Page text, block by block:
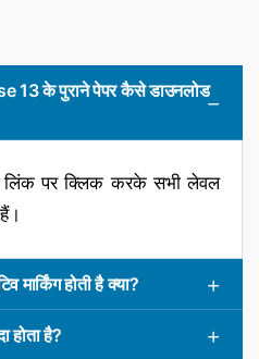
13 के पुराने पेपर कैसे डाउनलोड
लिंक पर क्लिक करके सभी लेवल
होती है क्या?
होता है?